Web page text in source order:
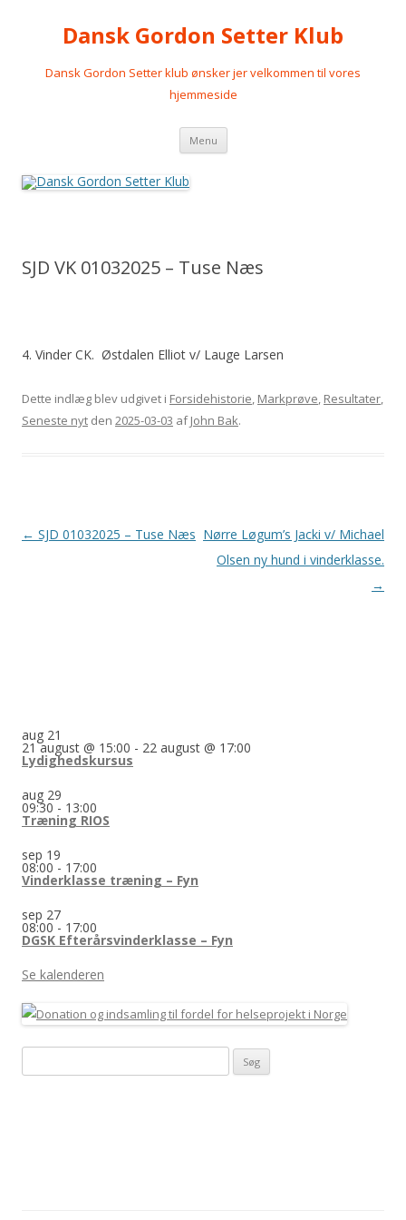
Dansk Gordon Setter Klub
Dansk Gordon Setter klub ønsker jer velkommen til vores
hjemmeside
Menu Videre
indhold
SJD VK 01032025 – Tuse Næs
4. Vinder CK. Østdalen Elliot v/ Lauge Larsen
Dette indlæg blev udgivet i Forsidehistorie, Markprøve, Resultater,
Seneste nyt den 2025-03-03 afJohn Bak.
Indlægsnavigation
← SJD 01032025 – Tuse Næs Nørre Løgum’s Jacki v/ Michael
Olsen ny hund i vinderklasse.
→
aug 21
21 august @ 15:00 - 22 august @ 17:00
Lydighedskursus
aug 29
09:30 - 13:00
Træning RIOS
sep 19
08:00 - 17:00
Vinderklasse træning – Fyn
sep 27
08:00 - 17:00
DGSK Efterårsvinderklasse – Fyn
Se kalenderen
efter: